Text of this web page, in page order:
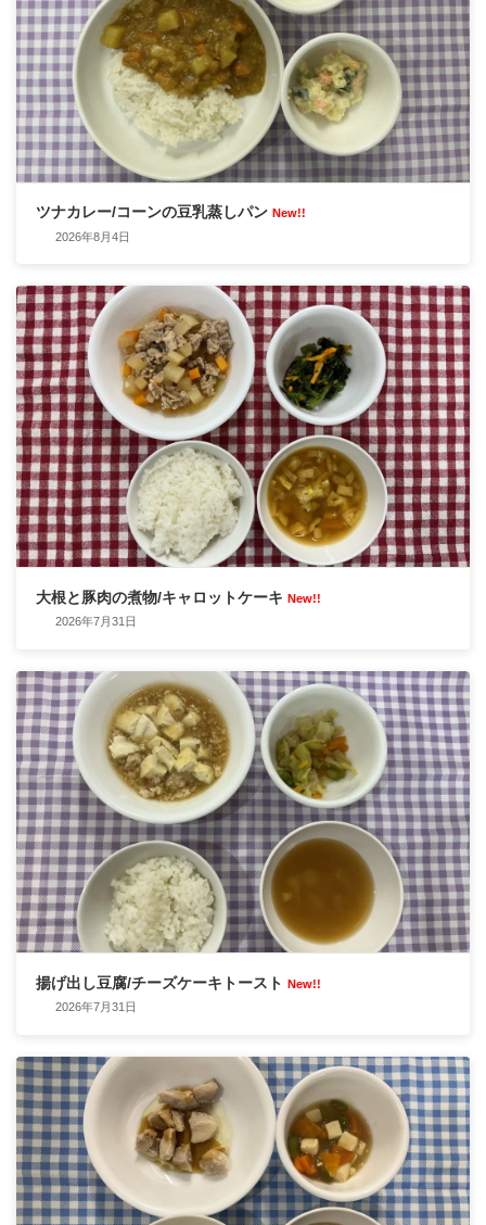
ツナカレー/コーンの豆乳蒸しパン New!!
2026年8月4日
大根と豚肉の煮物/キャロットケーキ New!!
2026年7月31日
揚げ出し豆腐/チーズケーキトースト New!!
2026年7月31日